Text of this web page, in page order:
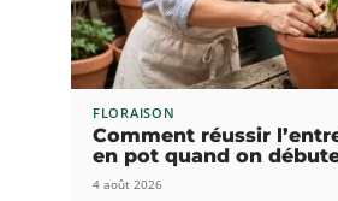
FLORAISON
Comment réussir
en pot quand on
4 août 2026